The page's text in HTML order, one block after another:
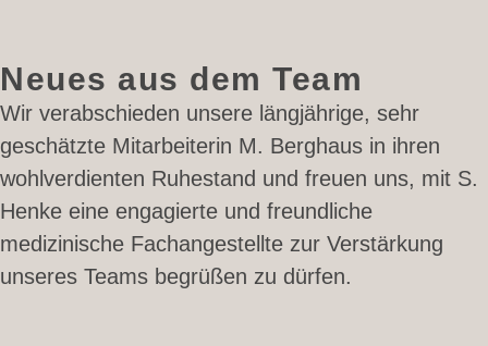
Neues aus dem Team
Wir verabschieden unsere längjährige, sehr
geschätzte Mitarbeiterin M. Berghaus in ihren
wohlverdienten Ruhestand und freuen uns, mit S.
Henke eine engagierte und freundliche
medizinische Fachangestellte zur Verstärkung
unseres Teams begrüßen zu dürfen.